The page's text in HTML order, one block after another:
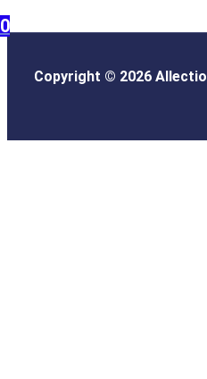
0
Copyright © 2026 Allectio